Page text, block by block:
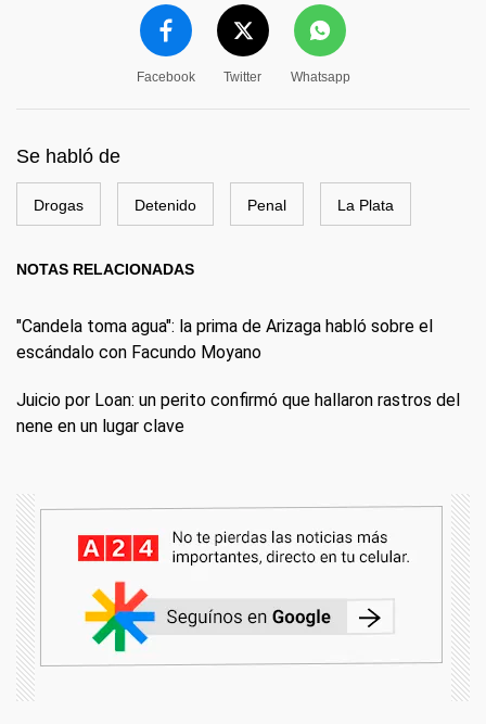
Facebook Twitter Whatsapp
Se habló de
Drogas Detenido Penal La Plata
NOTAS RELACIONADAS
"Candela toma agua": la prima de Arizaga habló sobre el
escándalo con Facundo Moyano
Juicio por Loan: un perito confirmó que hallaron rastros del
nene en un lugar clave